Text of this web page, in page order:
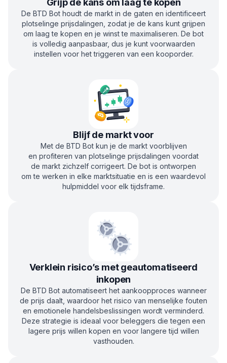
Grijp de kans om laag te kopen
De BTD Bot houdt de markt in de gaten en identificeert
plotselinge prijsdalingen, zodat je de kans kunt grijpen
om laag te kopen en je winst te maximaliseren. De bot
is volledig aanpasbaar, dus je kunt voorwaarden
instellen voor het triggeren van een kooporder.
Blijf de markt voor
Met de BTD Bot kun je de markt voorblijven
en profiteren van plotselinge prijsdalingen voordat
de markt zichzelf corrigeert. De bot is ontworpen
om te werken in elke marktsituatie en is een waardevol
hulpmiddel voor elk tijdsframe.
Verklein risico’s met geautomatiseerd
inkopen
De BTD Bot automatiseert het aankoopproces wanneer
de prijs daalt, waardoor het risico van menselijke fouten
en emotionele handelsbeslissingen wordt verminderd.
Deze strategie is ideaal voor beleggers die tegen een
lagere prijs willen kopen en voor langere tijd willen
vasthouden.